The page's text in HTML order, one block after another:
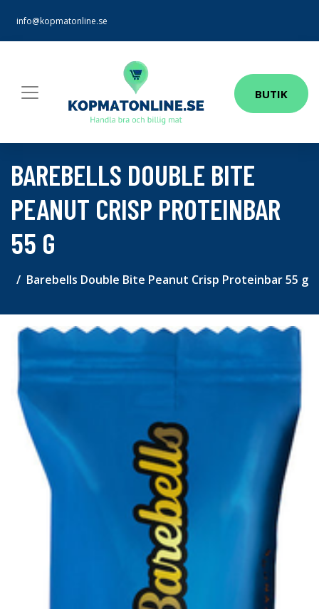
info@kopmatonline.se
BUTIK
BAREBELLS DOUBLE BITE
PEANUT CRISP PROTEINBAR
55 G
Barebells Double Bite Peanut Crisp Proteinbar 55 g